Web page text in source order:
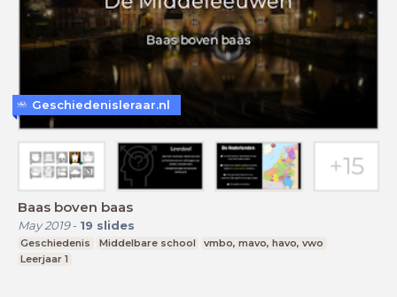
Baas boven baas
May 2019- 19 slides
Geschiedenis Middelbare school
vmbo, mavo, havo, vwo
Leerjaar 1
Geschiedenisleraar.nl